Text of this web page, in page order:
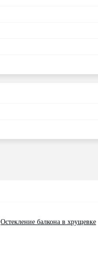
Остекление балкона в хрущевке